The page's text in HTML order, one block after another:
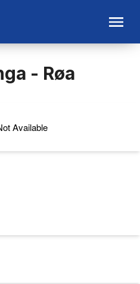
- Røa
Available